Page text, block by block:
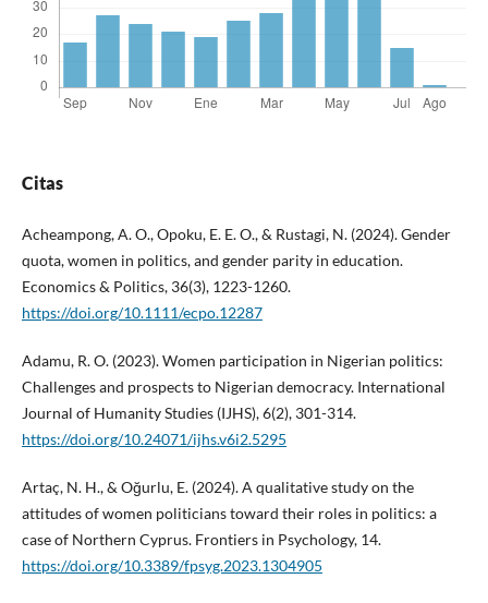
Citas
Acheampong, A. O., Opoku, E. E. O., & Rustagi, N. (2024). Gender
quota, women in politics, and gender parity in education.
Economics & Politics, 36(3), 1223-1260.
https://doi.org/10.1111/ecpo.12287
Adamu, R. O. (2023). Women participation in Nigerian politics:
Challenges and prospects to Nigerian democracy. International
Journal of Humanity Studies (IJHS), 6(2), 301-314.
https://doi.org/10.24071/ijhs.v6i2.5295
Artaç, N. H., & Oğurlu, E. (2024). A qualitative study on the
attitudes of women politicians toward their roles in politics: a
case of Northern Cyprus. Frontiers in Psychology, 14.
https://doi.org/10.3389/fpsyg.2023.1304905